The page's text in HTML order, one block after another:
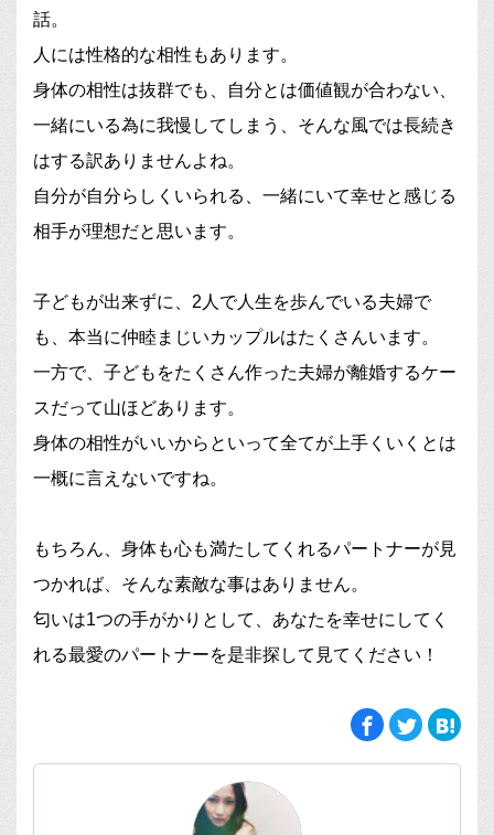
話。
人には性格的な相性もあります。
身体の相性は抜群でも、自分とは価値観が合わない、
一緒にいる為に我慢してしまう、そんな風では長続き
はする訳ありませんよね。
自分が自分らしくいられる、一緒にいて幸せと感じる
相手が理想だと思います。
子どもが出来ずに、2人で人生を歩んでいる夫婦で
も、本当に仲睦まじいカップルはたくさんいます。
一方で、子どもをたくさん作った夫婦が離婚するケー
スだって山ほどあります。
身体の相性がいいからといって全てが上手くいくとは
一概に言えないですね。
もちろん、身体も心も満たしてくれるパートナーが見
つかれば、そんな素敵な事はありません。
匂いは1つの手がかりとして、あなたを幸せにしてく
れる最愛のパートナーを是非探して見てください！